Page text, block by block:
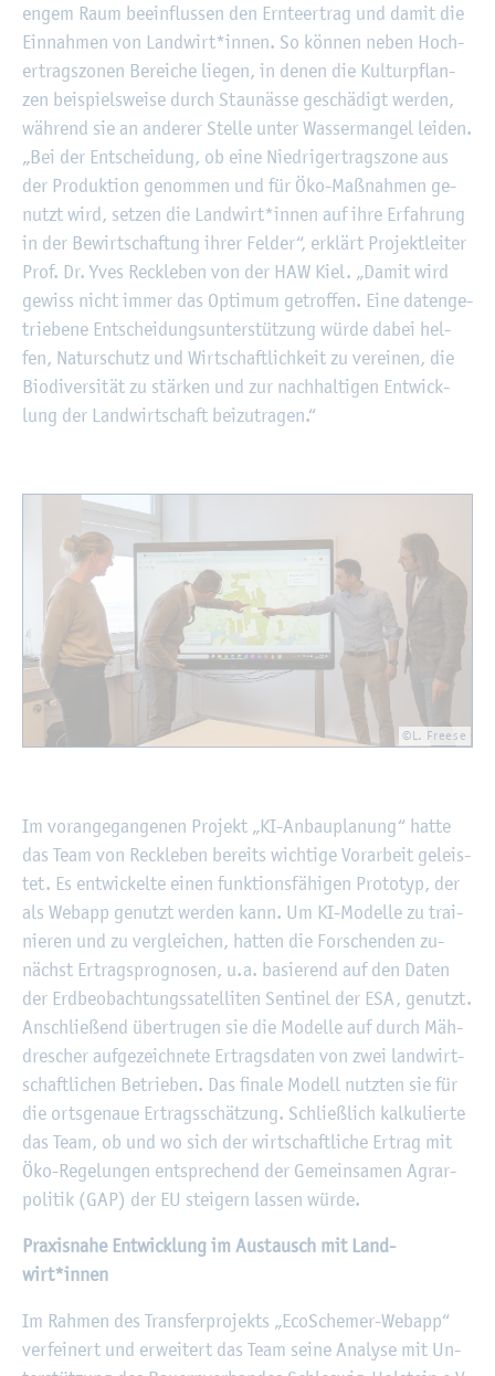
engem Raum be­ein­flus­sen den Ern­te­er­trag und damit die
Ein­nah­men von Land­wirt*innen. So kön­nen neben Hoch­
er­trags­zo­nen Be­rei­che lie­gen, in denen die Kul­tur­pflan­
zen bei­spiels­wei­se durch Stau­näs­se ge­schä­digt wer­den,
wäh­rend sie an an­de­rer Stel­le unter Was­ser­man­gel lei­den.
„Bei der Ent­schei­dung, ob eine Nied­ri­ger­trags­zo­ne aus
der Pro­duk­ti­on ge­nom­men und für Öko-Maß­nah­men ge­
nutzt wird, set­zen die Land­wirt*innen auf ihre Er­fah­rung
in der Be­wirt­schaf­tung ihrer Fel­der“, er­klärt Pro­jekt­lei­ter
Prof. Dr. Yves Reck­le­ben von der HAW Kiel. „Damit wird
ge­wiss nicht immer das Op­ti­mum ge­trof­fen. Eine da­ten­ge­
trie­be­ne Ent­schei­dungs­un­ter­stüt­zung würde dabei hel­
fen, Na­tur­schutz und Wirt­schaft­lich­keit zu ver­ei­nen, die
Bio­di­ver­si­tät zu stär­ken und zur nach­hal­ti­gen Ent­wick­
lung der Land­wirt­schaft bei­zu­tra­gen.“
©L. Free­se
Im vor­an­ge­gan­ge­nen Pro­jekt „KI-An­bau­pla­nung“ hatte
das Team von Reck­le­ben be­reits wich­ti­ge Vor­ar­beit ge­leis­
tet. Es ent­wi­ckel­te einen funk­ti­ons­fä­hi­gen Pro­to­typ, der
als Webapp ge­nutzt wer­den kann. Um KI-Mo­del­le zu trai­
nie­ren und zu ver­glei­chen, hat­ten die For­schen­den zu­
nächst Er­trags­pro­gno­sen, u.a. ba­sie­rend auf den Daten
der Erd­be­ob­ach­tungs­sa­tel­li­ten Sen­ti­nel der ESA, ge­nutzt.
An­schlie­ßend über­tru­gen sie die Mo­del­le auf durch Mäh­
dre­scher auf­ge­zeich­ne­te Er­trags­da­ten von zwei land­wirt­
schaft­li­chen Be­trie­ben. Das fi­na­le Mo­dell nutz­ten sie für
die orts­ge­naue Er­trags­schät­zung. Schlie­ß­lich kal­ku­lier­te
das Team, ob und wo sich der wirt­schaft­li­che Er­trag mit
Öko-Re­ge­lun­gen ent­spre­chend der Ge­mein­sa­men Agrar­
po­li­tik (GAP) der EU stei­gern las­sen würde.
Pra­xis­na­he Ent­wick­lung im Aus­tausch mit Land­
wirt*innen
Im Rah­men des Trans­fer­pro­jekts „Eco­Sche­mer-Webapp“
ver­fei­nert und er­wei­tert das Team seine Ana­ly­se mit Un­